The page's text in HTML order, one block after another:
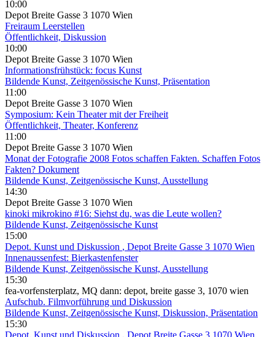
10:00
Depot Breite Gasse 3 1070 Wien
Freiraum Leerstellen
Öffentlichkeit, Diskussion
10:00
Depot Breite Gasse 3 1070 Wien
Informationsfrühstück: focus Kunst
Bildende Kunst, Zeitgenössische Kunst, Präsentation
11:00
Depot Breite Gasse 3 1070 Wien
Symposium: Kein Theater mit der Freiheit
Öffentlichkeit, Theater, Konferenz
11:00
Depot Breite Gasse 3 1070 Wien
Monat der Fotografie 2008 Fotos schaffen Fakten. Schaffen Fotos
Fakten? Dokument
Bildende Kunst, Zeitgenössische Kunst, Ausstellung
14:30
Depot Breite Gasse 3 1070 Wien
kinoki mikrokino #16: Siehst du, was die Leute wollen?
Bildende Kunst, Zeitgenössische Kunst
15:00
Depot. Kunst und Diskussion , Depot Breite Gasse 3 1070 Wien
Innenaussenfest: Bierkastenfenster
Bildende Kunst, Zeitgenössische Kunst, Ausstellung
15:30
fea-vorfensterplatz, MQ dann: depot, breite gasse 3, 1070 wien
Aufschub. Filmvorführung und Diskussion
Bildende Kunst, Zeitgenössische Kunst, Diskussion, Präsentation
15:30
Depot. Kunst und Diskussion , Depot Breite Gasse 3 1070 Wien